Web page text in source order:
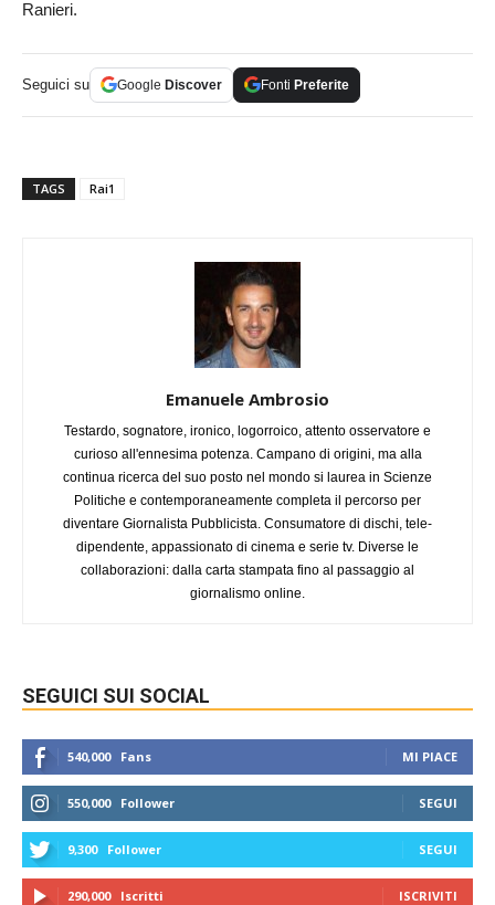
Ranieri.
Seguici su Google Discover Fonti Preferite
TAGS Rai1
Emanuele Ambrosio
Testardo, sognatore, ironico, logorroico, attento osservatore e
curioso all'ennesima potenza. Campano di origini, ma alla
continua ricerca del suo posto nel mondo si laurea in Scienze
Politiche e contemporaneamente completa il percorso per
diventare Giornalista Pubblicista. Consumatore di dischi, tele-
dipendente, appassionato di cinema e serie tv. Diverse le
collaborazioni: dalla carta stampata fino al passaggio al
giornalismo online.
SEGUICI SUI SOCIAL
540,000 Fans MI PIACE
550,000 Follower SEGUI
9,300 Follower SEGUI
290,000 Iscritti ISCRIVITI